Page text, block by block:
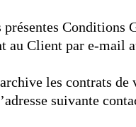
présentes Conditions
au Client par e-mail
les contrats
suivante